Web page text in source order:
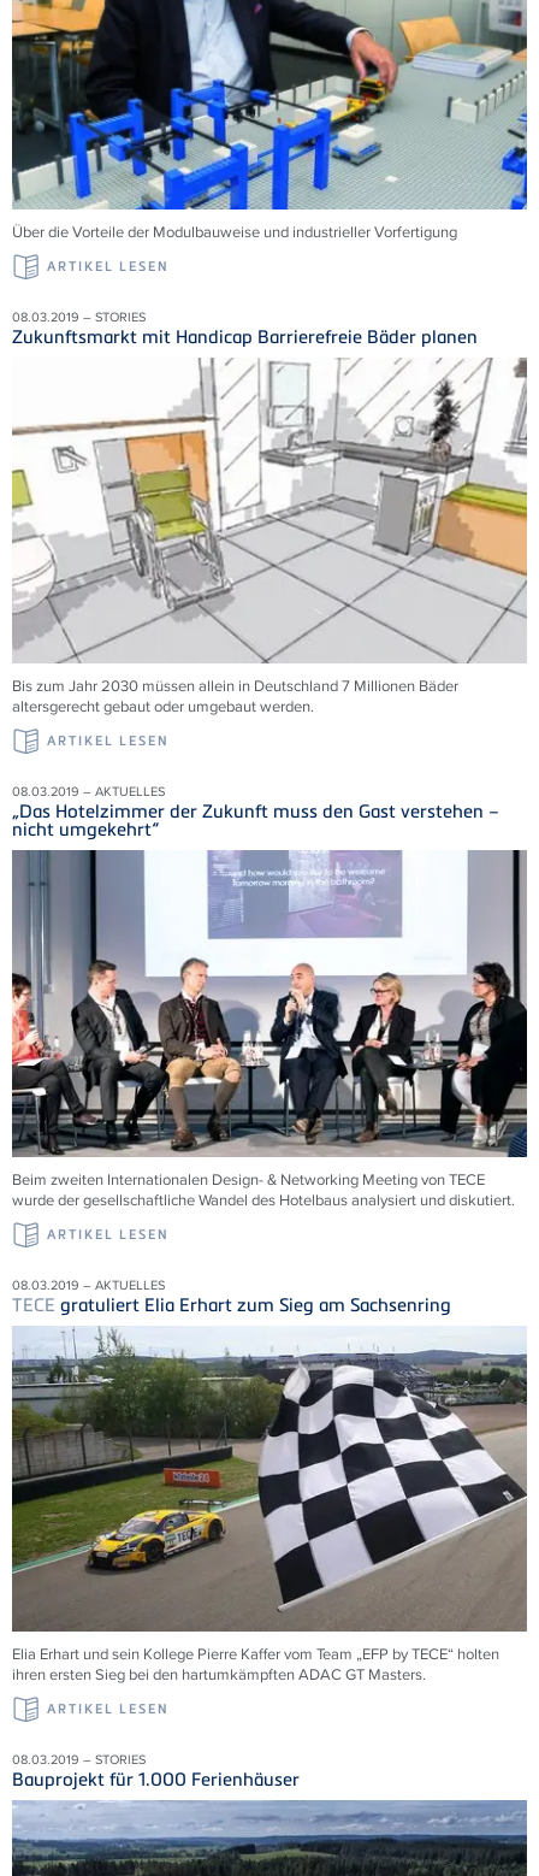
Über die Vorteile der Modulbauweise und industrieller Vorfertigung
ARTIKEL LESEN
08.03.2019 – STORIES
Zukunftsmarkt mit Handicap Barrierefreie Bäder planen
Bis zum Jahr 2030 müssen allein in Deutschland 7 Millionen Bäder
altersgerecht gebaut oder umgebaut werden.
ARTIKEL LESEN
08.03.2019 – AKTUELLES
„Das Hotelzimmer der Zukunft muss den Gast verstehen –
nicht umgekehrt“
Beim zweiten Internationalen Design- & Networking Meeting von TECE
wurde der gesellschaftliche Wandel des Hotelbaus analysiert und diskutiert.
ARTIKEL LESEN
08.03.2019 – AKTUELLES
TECE gratuliert Elia Erhart zum Sieg am Sachsenring
Elia Erhart und sein Kollege Pierre Kaffer vom Team „EFP by TECE“ holten
ihren ersten Sieg bei den hartumkämpften ADAC GT Masters.
ARTIKEL LESEN
08.03.2019 – STORIES
Bauprojekt für 1.000 Ferienhäuser